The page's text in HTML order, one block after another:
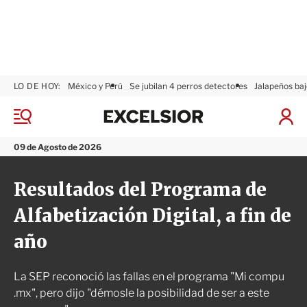
M
n
ú
09 de Agosto de 2026
LO DE HOY: México y Perú Se jubilan 4 perros detectores Jalapeños
I
S
e
x
l
i
o
r
Resultados del Programa de
Alfabetización Digital, a fin de
año
La SEP reconoció las fallas en el programa "Mi compu
.mx", pero dijo "démosle la posibilidad de ser a este